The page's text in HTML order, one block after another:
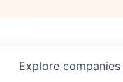
Explore companies